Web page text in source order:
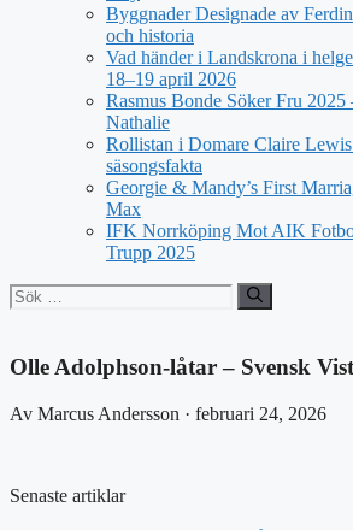
Byggnader Designade av
och historia
Vad händer i Landskrona i
18–19 april 2026
Rasmus Bonde Söker Fru 2025
Nathalie
Rollistan i Domare Claire
säsongsfakta
Georgie & Mandy’s First
Max
IFK Norrköping Mot AIK
Trupp 2025
Sök
efter:
Olle Adolphson-låtar – Svensk
Av Marcus Andersson · februari 24, 2026
Senaste artiklar